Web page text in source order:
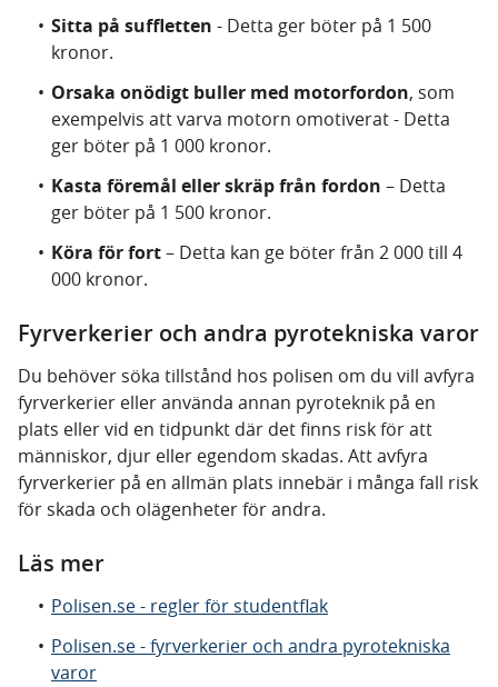
Sitta på suffletten - Detta ger böter på 1 500
kronor.
Orsaka onödigt buller med motorfordon, som
exempelvis att varva motorn omotiverat - Detta
ger böter på 1 000 kronor.
Kasta föremål eller skräp från fordon – Detta
ger böter på 1 500 kronor.
Köra för fort– Detta kan ge böter från 2 000 till 4
000 kronor.
Fyrverkerier och andra pyrotekniska varor
Du behöver söka tillstånd hos polisen om du vill avfyra
fyrverkerier eller använda annan pyroteknik på en
plats eller vid en tidpunkt där det finns risk för att
människor, djur eller egendom skadas. Att avfyra
fyrverkerier på en allmän plats innebär i många fall risk
för skada och olägenheter för andra.
Läs mer
Polisen.se - regler för studentflak
Polisen.se - fyrverkerier och andra pyrotekniska
varor